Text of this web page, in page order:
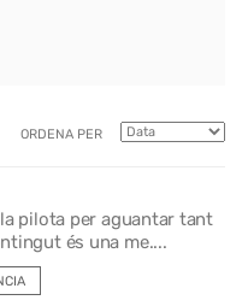
ORDENA PER
pilota per aguantar tant
és una me....